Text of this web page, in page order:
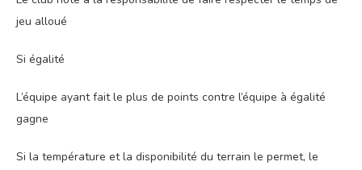
jeu alloué
Si égalité
L’équipe ayant fait le plus de points contre l’équipe à égalité
gagne
Si la température et la disponibilité du terrain le permet, le